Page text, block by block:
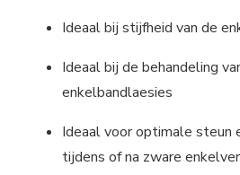
Ideaal bij stijfheid van de
Ideaal bij de behandeling
enkelbandlaesies
Ideaal voor optimale steun
tijdens of na zware